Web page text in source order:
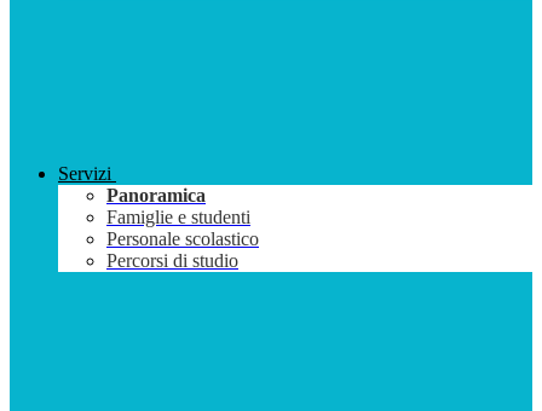
Servizi
Panoramica
Famiglie e studenti
Personale scolastico
Percorsi di studio